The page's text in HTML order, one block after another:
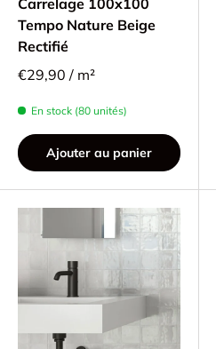
Tempo Nature Beige
Rectifié
€29,90 / m²
En stock (80 unités)
Ajouter au panier